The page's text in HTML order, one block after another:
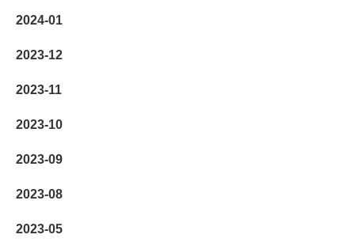
2024-01
2023-12
2023-11
2023-10
2023-09
2023-08
2023-05